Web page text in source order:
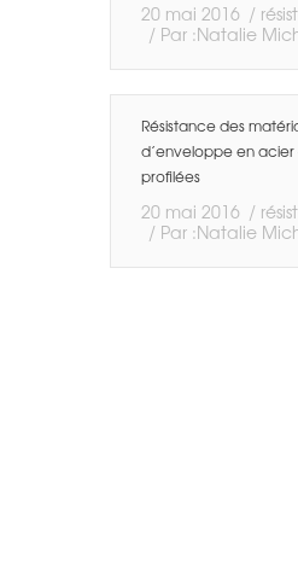
20 mai 2016
Par :Natalie
Résistance des
d’enveloppe en acier
profilées
20 mai 2016
Par :Natalie